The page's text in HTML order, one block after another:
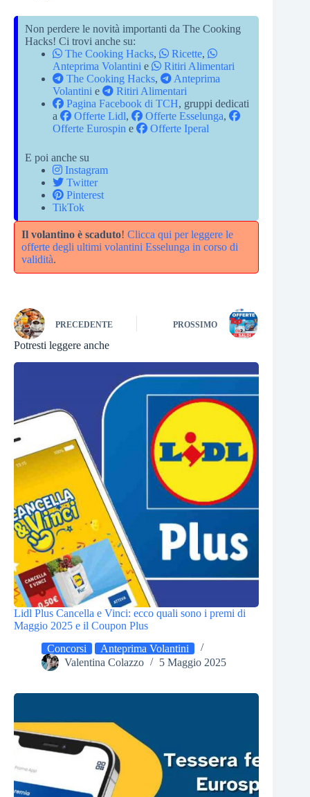
Non perdere le novità importanti da The Cooking
Hacks! Ci trovi anche su:
The Cooking Hacks, Ricette,
Anteprima Volantini e
Ritiri Alimentari
The Cooking Hacks,
Anteprima
Volantini e
Ritiri Alimentari
Pagina Facebook di TCH, gruppi dedicati
a
Offerte Lidl, Offerte Esselunga,
Offerte Eurospin e Offerte Iperal
E poi anche su
Instagram
Twitter
Pinterest
TikTok
Il volantino è scaduto! Clicca qui per leggere le
offerte degli ultimi volantini Esselunga in corso di
validità.
PRECEDENTE PROSSIMO
Potresti leggere anche
Lidl Plus Cancella e Vinci: ecco quali sono i premi di
Maggio 2025 e il Coupon Plus
Concorsi
Anteprima Volantini
Valentina Colazzo
5 Maggio 2025